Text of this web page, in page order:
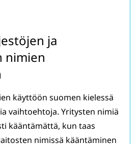
ja
nimien
käyttöön suomen kielessä
vaihtoehtoja. Yritysten nimiä
kääntämättä, kun taas
nimissä kääntäminen